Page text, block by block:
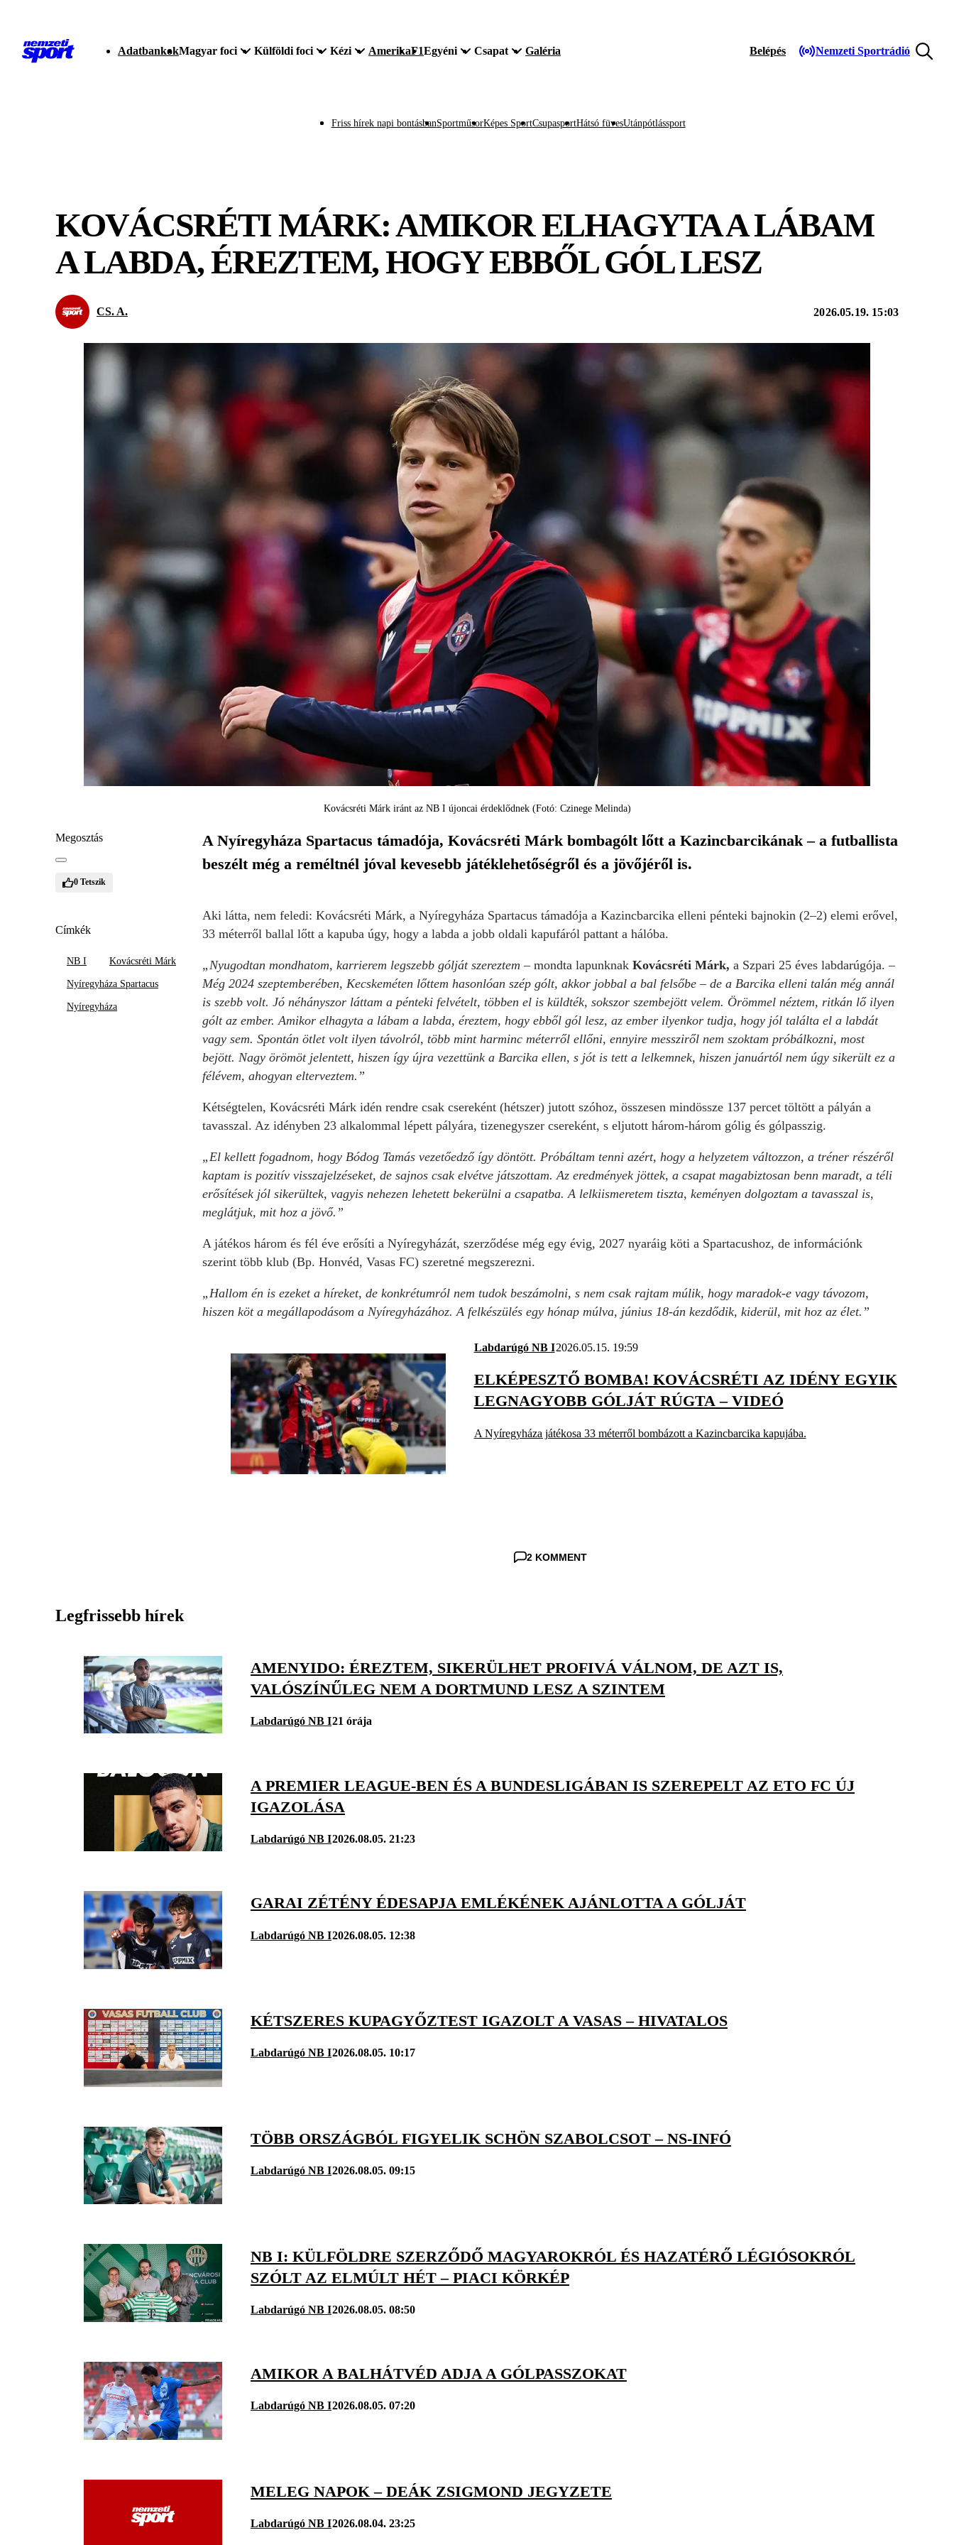
AdatbankokMagyar foci Külföldi foci Kézi AmerikaF1Egyéni Csapat Galéria Belépés Nemzeti Sportrádió
Friss hírek napi bontásbanSportműsorKépes SportCsupasportHátsó füvesUtánpótlássport
KOVÁCSRÉTI MÁRK: AMIKOR ELHAGYTA A LÁBAM
A LABDA, ÉREZTEM, HOGY EBBŐL GÓL LESZ
CS. A. 2026.05.19. 15:03
Kovácsréti Márk iránt az NB I újoncai érdeklődnek (Fotó: Czinege Melinda)
Megosztás
0 Tetszik
Címkék
NB I Kovácsréti Márk
Nyíregyháza Spartacus
Nyíregyháza
A Nyíregyháza Spartacus támadója, Kovácsréti Márk bombagólt lőtt a Kazincbarcikának – a futballista
beszélt még a reméltnél jóval kevesebb játéklehetőségről és a jövőjéről is.
Aki látta, nem feledi: Kovácsréti Márk, a Nyíregyháza Spartacus támadója a Kazincbarcika elleni pénteki bajnokin (2–2) elemi erővel,
33 méterről ballal lőtt a kapuba úgy, hogy a labda a jobb oldali kapufáról pattant a hálóba.
„Nyugodtan mondhatom, karrierem legszebb gólját szereztem – mondta lapunknak Kovácsréti Márk, a Szpari 25 éves labdarúgója. –
Még 2024 szeptemberében, Kecskeméten lőttem hasonlóan szép gólt, akkor jobbal a bal felsőbe – de a Barcika elleni talán még annál
is szebb volt. Jó néhányszor láttam a pénteki felvételt, többen el is küldték, sokszor szembejött velem. Örömmel néztem, ritkán lő ilyen
gólt az ember. Amikor elhagyta a lábam a labda, éreztem, hogy ebből gól lesz, az ember ilyenkor tudja, hogy jól találta el a labdát
vagy sem. Spontán ötlet volt ilyen távolról, több mint harminc méterről ellőni, ennyire messziről nem szoktam próbálkozni, most
bejött. Nagy örömöt jelentett, hiszen így újra vezettünk a Barcika ellen, s jót is tett a lelkemnek, hiszen januártól nem úgy sikerült ez a
félévem, ahogyan elterveztem.”
Kétségtelen, Kovácsréti Márk idén rendre csak csereként (hétszer) jutott szóhoz, összesen mindössze 137 percet töltött a pályán a
tavasszal. Az idényben 23 alkalommal lépett pályára, tizenegyszer csereként, s eljutott három-három gólig és gólpasszig.
„El kellett fogadnom, hogy Bódog Tamás vezetőedző így döntött. Próbáltam tenni azért, hogy a helyzetem változzon, a tréner részéről
kaptam is pozitív visszajelzéseket, de sajnos csak elvétve játszottam. Az eredmények jöttek, a csapat magabiztosan benn maradt, a téli
erősítések jól sikerültek, vagyis nehezen lehetett bekerülni a csapatba. A lelkiismeretem tiszta, keményen dolgoztam a tavasszal is,
meglátjuk, mit hoz a jövő.”
A játékos három és fél éve erősíti a Nyíregyházát, szerződése még egy évig, 2027 nyaráig köti a Spartacushoz, de információnk
szerint több klub (Bp. Honvéd, Vasas FC) szeretné megszerezni.
„Hallom én is ezeket a híreket, de konkrétumról nem tudok beszámolni, s nem csak rajtam múlik, hogy maradok-e vagy távozom,
hiszen köt a megállapodásom a Nyíregyházához. A felkészülés egy hónap múlva, június 18-án kezdődik, kiderül, mit hoz az élet.”
Labdarúgó NB I2026.05.15. 19:59
ELKÉPESZTŐ BOMBA! KOVÁCSRÉTI AZ IDÉNY EGYIK
LEGNAGYOBB GÓLJÁT RÚGTA – VIDEÓ
A Nyíregyháza játékosa 33 méterről bombázott a Kazincbarcika kapujába.
2 KOMMENT
Legfrissebb hírek
AMENYIDO: ÉREZTEM, SIKERÜLHET PROFIVÁ VÁLNOM, DE AZT IS,
VALÓSZÍNŰLEG NEM A DORTMUND LESZ A SZINTEM
Labdarúgó NB I21 órája
A PREMIER LEAGUE-BEN ÉS A BUNDESLIGÁBAN IS SZEREPELT AZ ETO FC ÚJ
IGAZOLÁSA
Labdarúgó NB I2026.08.05. 21:23
GARAI ZÉTÉNY ÉDESAPJA EMLÉKÉNEK AJÁNLOTTA A GÓLJÁT
Labdarúgó NB I2026.08.05. 12:38
KÉTSZERES KUPAGYŐZTEST IGAZOLT A VASAS – HIVATALOS
Labdarúgó NB I2026.08.05. 10:17
TÖBB ORSZÁGBÓL FIGYELIK SCHÖN SZABOLCSOT – NS-INFÓ
Labdarúgó NB I2026.08.05. 09:15
NB I: KÜLFÖLDRE SZERZŐDŐ MAGYAROKRÓL ÉS HAZATÉRŐ LÉGIÓSOKRÓL
SZÓLT AZ ELMÚLT HÉT – PIACI KÖRKÉP
Labdarúgó NB I2026.08.05. 08:50
AMIKOR A BALHÁTVÉD ADJA A GÓLPASSZOKAT
Labdarúgó NB I2026.08.05. 07:20
MELEG NAPOK – DEÁK ZSIGMOND JEGYZETE
Labdarúgó NB I2026.08.04. 23:25